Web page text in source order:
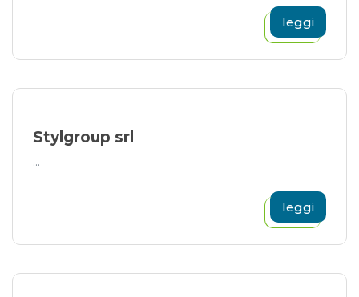
leggi
Stylgroup srl
...
leggi